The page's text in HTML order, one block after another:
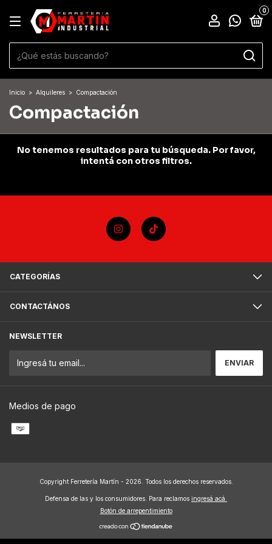
0
Inicio > Alquileres > Compactación
Compactación
No tenemos resultados para tu búsqueda. Por favor,
intentá con otros filtros.
CATEGORÍAS
CONTACTÁNOS
NEWSLETTER
Medios de pago
Copyright Ferretería Martín - 2026. Todos los derechos reservados.
Defensa de las y los consumidores. Para reclamos ingresá acá.
Botón de arrepentimiento